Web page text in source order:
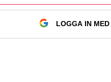
LOGGA IN